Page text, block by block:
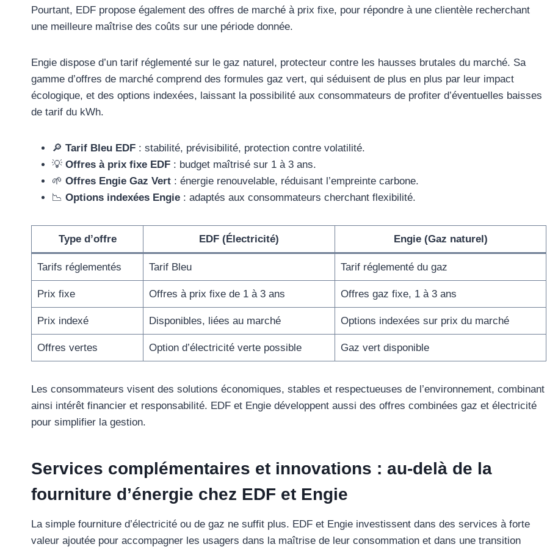
Pourtant, EDF propose également des offres de marché à prix fixe, pour répondre à une clientèle recherchant
une meilleure maîtrise des coûts sur une période donnée.
Engie dispose d’un tarif réglementé sur le gaz naturel, protecteur contre les hausses brutales du marché. Sa
gamme d’offres de marché comprend des formules gaz vert, qui séduisent de plus en plus par leur impact
écologique, et des options indexées, laissant la possibilité aux consommateurs de profiter d’éventuelles baisses
de tarif du kWh.
🔎 Tarif Bleu EDF : stabilité, prévisibilité, protection contre volatilité.
💡 Offres à prix fixe EDF : budget maîtrisé sur 1 à 3 ans.
🌱 Offres Engie Gaz Vert : énergie renouvelable, réduisant l’empreinte carbone.
📉 Options indexées Engie : adaptés aux consommateurs cherchant flexibilité.
Type d’offre EDF (Électricité) Engie (Gaz naturel)
Tarifs réglementés Tarif Bleu Tarif réglementé du gaz
Prix fixe Offres à prix fixe de 1 à 3 ans Offres gaz fixe, 1 à 3 ans
Prix indexé Disponibles, liées au marché Options indexées sur prix du marché
Offres vertes Option d’électricité verte possible Gaz vert disponible
Les consommateurs visent des solutions économiques, stables et respectueuses de l’environnement, combinant
ainsi intérêt financier et responsabilité. EDF et Engie développent aussi des offres combinées gaz et électricité
pour simplifier la gestion.
Services complémentaires et innovations : au-delà de la
fourniture d’énergie chez EDF et Engie
La simple fourniture d’électricité ou de gaz ne suffit plus. EDF et Engie investissent dans des services à forte
valeur ajoutée pour accompagner les usagers dans la maîtrise de leur consommation et dans une transition